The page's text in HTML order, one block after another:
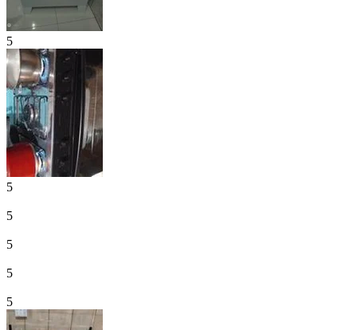
5
5
5
5
5
5